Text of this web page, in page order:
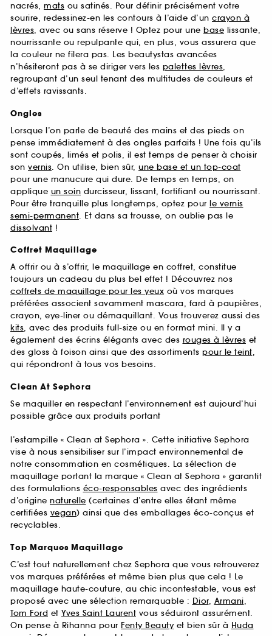
nacrés, mats ou satinés. Pour définir précisément votre
sourire, redessinez-en les contours à l’aide d’un crayon à
lèvres, avec ou sans réserve ! Optez pour une base lissante,
nourrissante ou repulpante qui, en plus, vous assurera que
la couleur ne filera pas. Les beautystas avancées
n’hésiteront pas à se diriger vers les palettes lèvres,
regroupant d’un seul tenant des multitudes de couleurs et
d’effets ravissants.
Ongles
Lorsque l’on parle de beauté des mains et des pieds on
pense immédiatement à des ongles parfaits ! Une fois qu’ils
sont coupés, limés et polis, il est temps de penser à choisir
son vernis. On utilise, bien sûr, une base et un top-coat
pour une manucure qui dure. De temps en temps, on
applique un soin durcisseur, lissant, fortifiant ou nourrissant.
Pour être tranquille plus longtemps, optez pour le vernis
semi-permanent. Et dans sa trousse, on oublie pas le
dissolvant !
Coffret Maquillage
A offrir ou à s’offrir, le maquillage en coffret, constitue
toujours un cadeau du plus bel effet ! Découvrez nos
coffrets de maquillage pour les yeux où vos marques
préférées associent savamment mascara, fard à paupières,
crayon, eye-liner ou démaquillant. Vous trouverez aussi des
kits, avec des produits full-size ou en format mini. Il y a
également des écrins élégants avec des rouges à lèvres et
des gloss à foison ainsi que des assortiments pour le teint,
qui répondront à tous vos besoins.
Clean At Sephora
Se maquiller en respectant l’environnement est aujourd’hui
possible grâce aux produits portant
l’estampille « Clean at Sephora ». Cette initiative Sephora
vise à nous sensibiliser sur l’impact environnemental de
notre consommation en cosmétiques. La sélection de
maquillage portant la marque « Clean at Sephora » garantit
des formulations éco-responsables avec des ingrédients
d’origine naturelle (certaines d’entre elles étant même
certifiées vegan) ainsi que des emballages éco-conçus et
recyclables.
Top Marques Maquillage
C’est tout naturellement chez Sephora que vous retrouverez
vos marques préférées et même bien plus que cela ! Le
maquillage haute-couture, au chic incontestable, vous est
proposé avec une sélection remarquable : Dior, Armani,
Tom Ford et Yves Saint Laurent vous séduiront assurément.
On pense à Rihanna pour Fenty Beautyet bien sûr à Huda